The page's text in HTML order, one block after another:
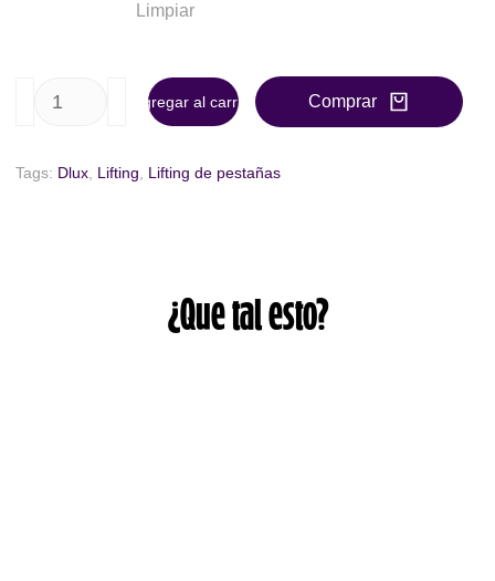
Limpiar
Agregar al carrito Comprar
Tags: Dlux Lifting Lifting de pestañas
¿Que tal esto?